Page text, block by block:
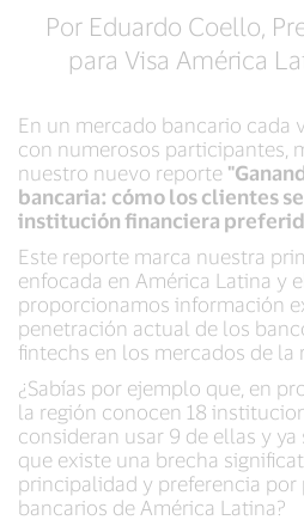
Por Eduardo Coello,
para Visa América
En un mercado bancario cada
con numerosos participantes,
nuestro nuevo reporte
bancaria: cómo los clientes
institución financiera
Este reporte marca nuestra
enfocada en América Latina y
proporcionamos información
penetración actual de los
fintechs en los mercados de la
¿Sabías por ejemplo que, en
la región conocen 18
consideran usar 9 de ellas y ya
que existe una brecha
principalidad y preferencia por
bancarios de América Latina?